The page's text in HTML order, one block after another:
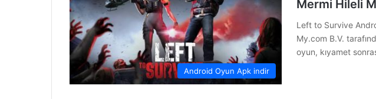
Android Oyun Apk indir
Mermi Hileli
Left to Survive
My.com B.V.
oyun, kıyamet